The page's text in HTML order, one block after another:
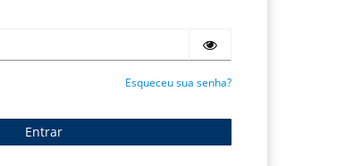
Esqueceu sua senha?